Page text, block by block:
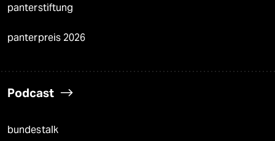
panterstiftung
panterpreis 2026
Podcast
bundestalk